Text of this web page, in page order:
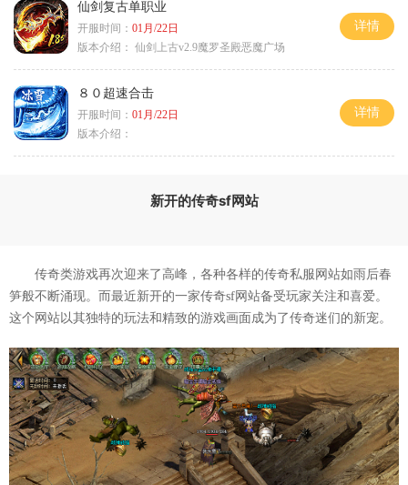
仙剑复古单职业
开服时间： 01月/22日
版本介绍： 仙剑上古v2.9魔罗圣殿恶魔广场
详情
８０超速合击
开服时间： 01月/22日
版本介绍：
详情
新开的传奇sf网站
传奇类游戏再次迎来了高峰，各种各样的传奇私服网站如雨后春
笋般不断涌现。而最近新开的一家传奇sf网站备受玩家关注和喜爱。
这个网站以其独特的玩法和精致的游戏画面成为了传奇迷们的新宠。